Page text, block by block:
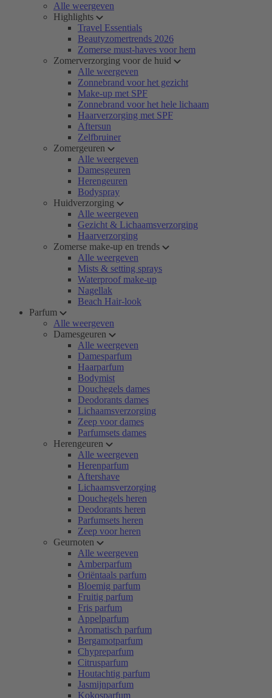
Alle weergeven
Highlights
Travel Essentials
Beautyzomertrends 2026
Zomerse must-haves voor hem
Zomerverzorging voor de huid
Alle weergeven
Zonnebrand voor het gezicht
Make-up met SPF
Zonnebrand voor het hele lichaam
Haarverzorging met SPF
Aftersun
Zelfbruiner
Zomergeuren
Alle weergeven
Damesgeuren
Herengeuren
Bodyspray
Huidverzorging
Alle weergeven
Gezicht & Lichaamsverzorging
Haarverzorging
Zomerse make-up en trends
Alle weergeven
Mists & setting sprays
Waterproof make-up
Nagellak
Beach Hair-look
Parfum
Alle weergeven
Damesgeuren
Alle weergeven
Damesparfum
Haarparfum
Bodymist
Douchegels dames
Deodorants dames
Lichaamsverzorging
Zeep voor dames
Parfumsets dames
Herengeuren
Alle weergeven
Herenparfum
Aftershave
Lichaamsverzorging
Douchegels heren
Deodorants heren
Parfumsets heren
Zeep voor heren
Geurnoten
Alle weergeven
Amberparfum
Oriëntaals parfum
Bloemig parfum
Fruitig parfum
Fris parfum
Appelparfum
Aromatisch parfum
Bergamotparfum
Chypreparfum
Citrusparfum
Houtachtig parfum
Jasmijnparfum
Kokosparfum